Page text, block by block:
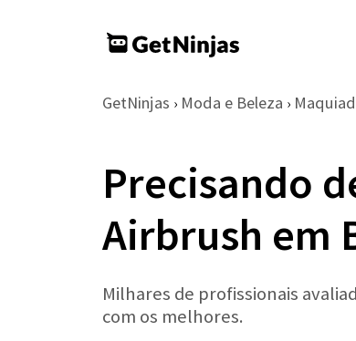
GetNinjas › Moda e Beleza ›
Precisando
Airbrush em
Milhares de profissionais
com os melhores.